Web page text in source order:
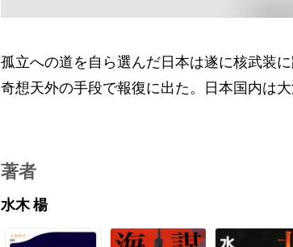
孤立への道を自ら選んだ日本は遂に核武装
奇想天外の手段で報復に出た。日本国内は
著者
水木 楊